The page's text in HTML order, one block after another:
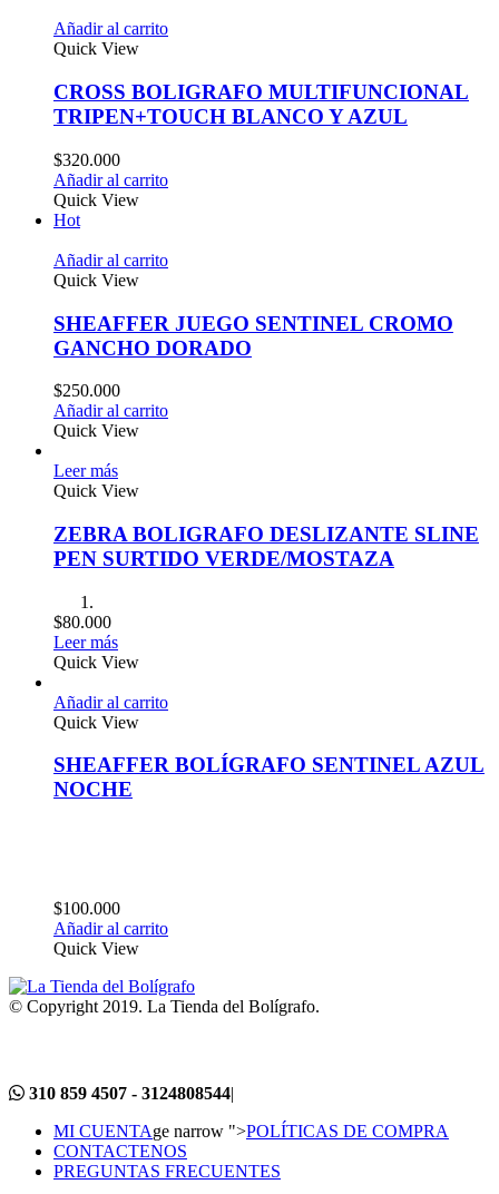
Añadir al carrito
Quick View
CROSS BOLIGRAFO MULTIFUNCIONAL
TRIPEN+TOUCH BLANCO Y AZUL
$320.000
Añadir al carrito
Quick View
Hot
Añadir al carrito
Quick View
SHEAFFER JUEGO SENTINEL CROMO
GANCHO DORADO
$250.000
Añadir al carrito
Quick View
Leer más
Quick View
ZEBRA BOLIGRAFO DESLIZANTE SLINE
PEN SURTIDO VERDE/MOSTAZA
$80.000
Leer más
Quick View
Añadir al carrito
Quick View
SHEAFFER BOLÍGRAFO SENTINEL AZUL
NOCHE
$100.000
Añadir al carrito
Quick View
© Copyright 2019. La Tienda del Bolígrafo.
310 859 4507 - 3124808544|
MI CUENTAge narrow ">POLÍTICAS DE COMPRA
CONTACTENOS
PREGUNTAS FRECUENTES